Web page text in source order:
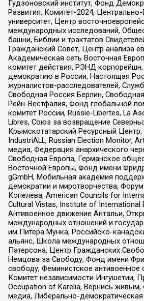
Гудзоновский институт, Фонд
Развития, Комитет-2024,
университет, Центр
международных исследований,
башни, Библии и трактатов
Гражданский Совет, Центр анализа
Академическая сеть Восточная
комитет действия, РЭНД
демократию в России, Настоящая
журналистов-расследователей,
Свободная Россия Берлин,
Рейн-Вестфалия, Фонд глобальной
комитет России, Russie-Libertes, La
Libres, Союз за возвращение
Крымскотатарский Ресурсный
IndustriALL, Russian Election Monitor,
медиа, Федерация анархического
Свободная Европа, Германское
Восточной Европы, Фонд имени
gGmbH, Мобильная академия
демократии и миротворчества,
Копелева, American Councils for
Cultural Vistas, Institute of International
Антивоенное движение Антальи,
международных отношений и
им Питера Мунка, Российско-
альянс, Школа международных
Патерсона, Центр Гражданских
Немцова за Свободу, Фонд имени
свободу, Феминистское антивоенное
Комитет независимости Ингушетии,
Occupation of Karelia, Вернись
медиа, Либерально-